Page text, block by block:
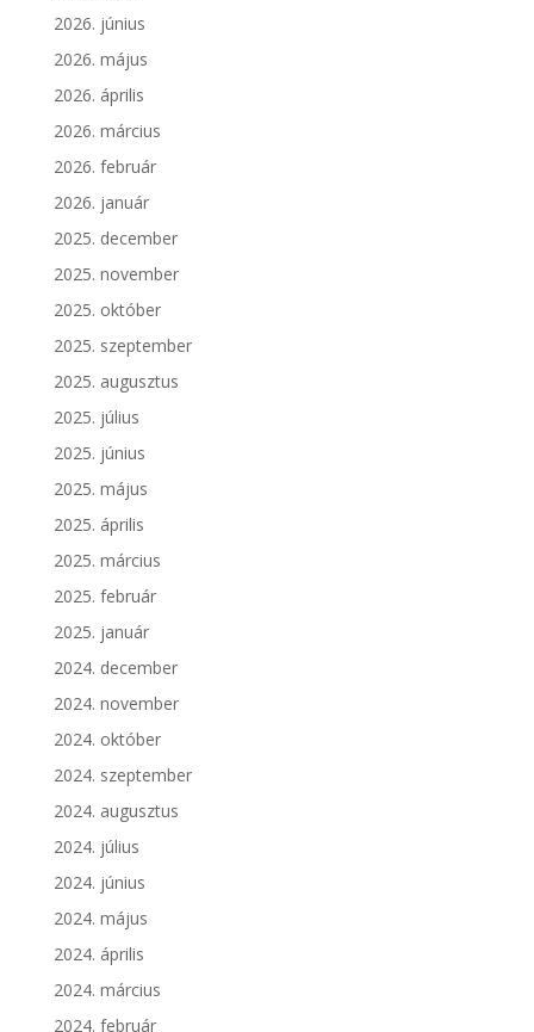
2026. június
2026. május
2026. április
2026. március
2026. február
2026. január
2025. december
2025. november
2025. október
2025. szeptember
2025. augusztus
2025. július
2025. június
2025. május
2025. április
2025. március
2025. február
2025. január
2024. december
2024. november
2024. október
2024. szeptember
2024. augusztus
2024. július
2024. június
2024. május
2024. április
2024. március
2024. február